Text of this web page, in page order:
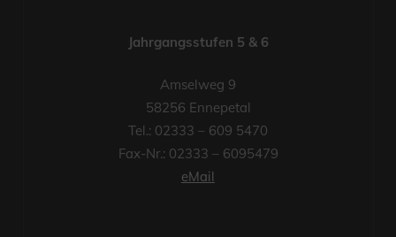
Jahrgangsstufen 5 & 6
Amselweg 9
58256 Ennepetal
Tel.: 02333 – 609 5470
Fax-Nr.: 02333 – 6095479
eMail